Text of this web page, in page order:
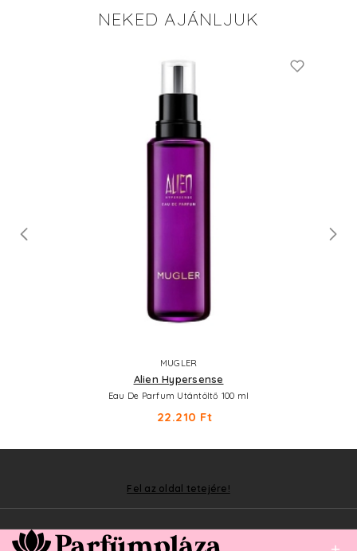
NEKED AJÁNLJUK
MUGLER
Alien Hypersense
Eau De Parfum Utántöltő 100 ml
22.210 Ft
Fel az oldal tetejére!